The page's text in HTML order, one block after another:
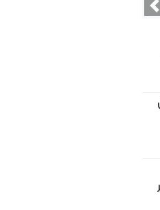
Previous